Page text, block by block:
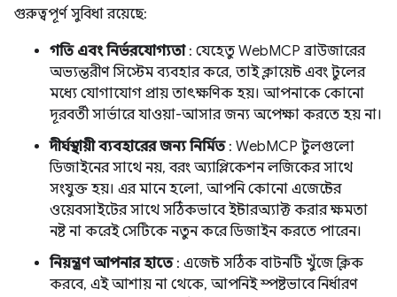
গুরুত্বপূর্ণ সুবিধা রয়েছে:
গতি এবং নির্ভরযোগ্যতা: যেহেতু WebMCP ব্রাউজারের
অভ্যন্তরীণ সিস্টেম ব্যবহার করে, তাই ক্লায়েন্ট এবং টুলের
মধ্যে যোগাযোগ প্রায় তাৎক্ষণিক হয়। আপনাকে কোনো
দূরবর্তী সার্ভারে যাওয়া-আসার জন্য অপেক্ষা করতে হয় না।
দীর্ঘস্থায়ী ব্যবহারের জন্য নির্মিত: WebMCP টুলগুলো
ডিজাইনের সাথে নয়, বরং অ্যাপ্লিকেশন লজিকের সাথে
সংযুক্ত হয়। এর মানে হলো, আপনি কোনো এজেন্টের
ওয়েবসাইটের সাথে সঠিকভাবে ইন্টারঅ্যাক্ট করার ক্ষমতা
নষ্ট না করেই সেটিকে নতুন করে ডিজাইন করতে পারেন।
নিয়ন্ত্রণ আপনার হাতে: এজেন্ট সঠিক বাটনটি খুঁজে ক্লিক
করবে, এই আশায় না থেকে, আপনিই স্পষ্টভাবে নির্ধারণ